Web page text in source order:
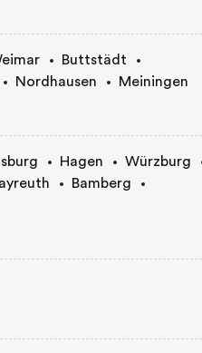
Buttstädt
Nordhausen Meiningen
Hagen
Würzburg
Bamberg